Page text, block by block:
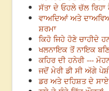
ਸੱਤਾ ਦੇ ਓਹਲੇ ਚੱਲ ਰਿਹਾ
ਵਾਅਦਿਆਂ ਅਤੇ
ਸ਼ਰਮਾ
ਕਿਹੋ ਜਿਹੇ ਹੋਣੇ ਚਾਹੀਦੇ
ਖਲਨਾਇਕ ਤੋਂ ਨਾਇਕ
ਕਹਿਰ ਦੀ ਹਨੇਰੀ ---
ਜਦੋਂ ਮੇਰੀ ਡੀ ਸੀ ਅੱਗੇ
ਡਰ ਅਤੇ ਦਹਿਸ਼ਤ ਦੇ